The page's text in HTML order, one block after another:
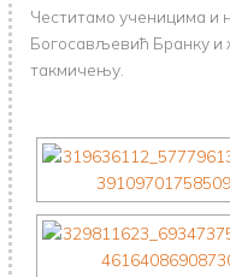
Честитамо ученицима и
Богосављевић Бранку
такмичењу.